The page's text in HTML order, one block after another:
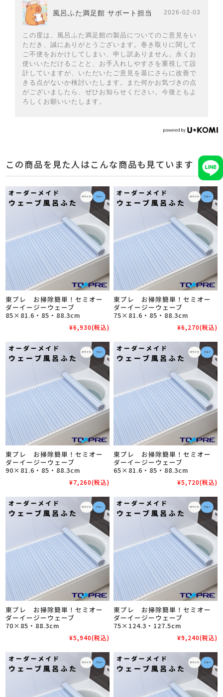
風呂ふた満足館 サポート担当 2026-02-03
この度は、風呂ふた満足館の製品についてのご意見をい
ただき、誠にありがとうございます。巻き取りに関して
ご不便をおかけしてしまい、申し訳ありません。永くお
使いいただけることと、お手入れしやすさを重視して設
計していますが、いただいたご意見を基にさらに改善で
きる点がないか検討いたします。また何かお気づきの点
がございましたら、ぜひお知らせください。今後ともよ
ろしくお願いいたします。
この商品を見た人はこんな商品も見ています
東プレ お掃除簡単！セミオー
ダーイージーウェーブ
85×81.6・85・88.3cm
¥6,930(税込)
東プレ お掃除簡単！セミオー
ダーイージーウェーブ
75×81.6・85・88.3cm
¥6,270(税込)
東プレ お掃除簡単！セミオー
ダーイージーウェーブ
90×81.6・85・88.3cm
¥7,260(税込)
東プレ お掃除簡単！セミオー
ダーイージーウェーブ
65×81.6・85・88.3cm
¥5,720(税込)
東プレ お掃除簡単！セミオー
ダーイージーウェーブ
70×85・88.3cm
¥5,940(税込)
東プレ お掃除簡単！セミオー
ダーイージーウェーブ
75×124.3・127.5cm
¥9,240(税込)